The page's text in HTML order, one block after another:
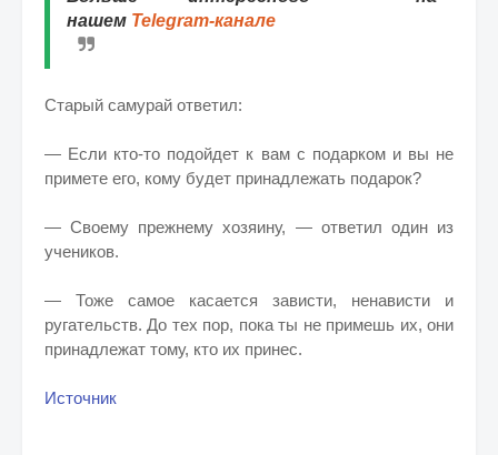
нашем Telegram-канале
Старый самурай ответил:
— Если кто-то подойдет к вам с подарком и вы не
примете его, кому будет принадлежать подарок?
— Своему прежнему хозяину, — ответил один из
учеников.
— Тоже самое касается зависти, ненависти и
ругательств. До тех пор, пока ты не примешь их, они
принадлежат тому, кто их принес.
Источник